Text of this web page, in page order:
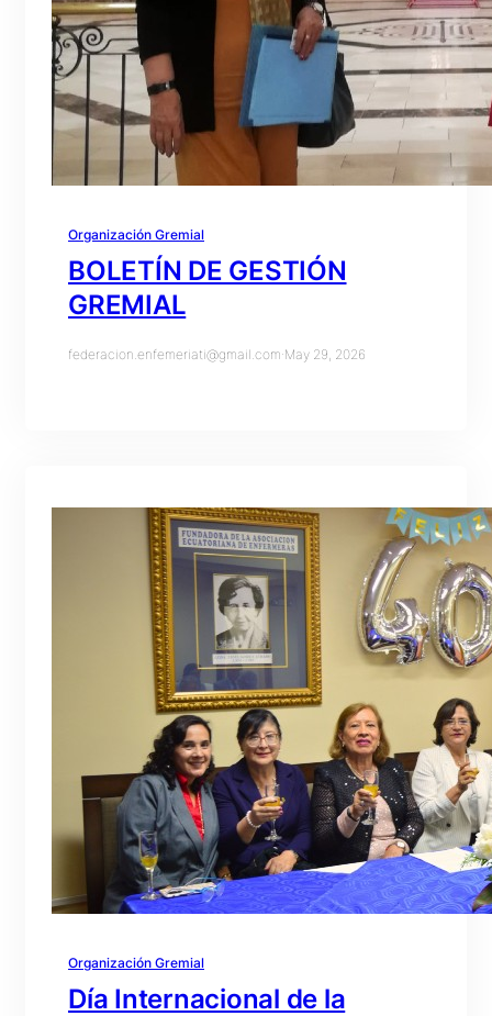
Organización Gremial
BOLETÍN DE GESTIÓN
GREMIAL
federacion.enfemeriati@gmail.com·May 29, 2026
Organización Gremial
Día Internacional de la